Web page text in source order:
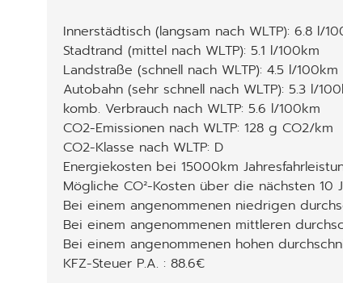
Innerstädtisch (langsam nach WLTP): 6.8 l/
Stadtrand (mittel nach WLTP): 5.1 l/100km
Landstraße (schnell nach WLTP): 4.5 l/100km
Autobahn (sehr schnell nach WLTP): 5.3 l/
komb. Verbrauch nach WLTP: 5.6 l/100km
CO2-Emissionen nach WLTP: 128 g CO2/km
CO2-Klasse nach WLTP: D
Energiekosten bei 15000km
Mögliche CO²-Kosten über die nächsten 10
Bei einem angenommenen niedrigen
Bei einem angenommenen mittleren
Bei einem angenommenen hohen
KFZ-Steuer P.A. : 88.6€